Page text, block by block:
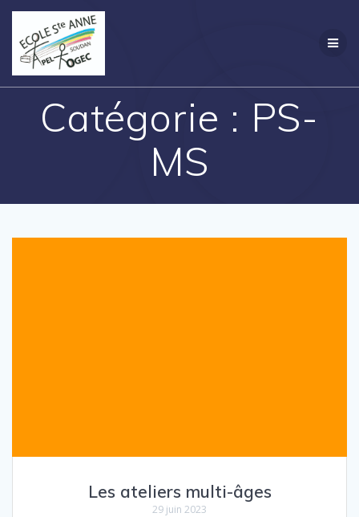
Catégorie : PS-
MS
Les ateliers multi-âges
29 juin 2023